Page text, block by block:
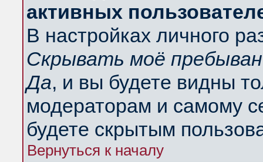
активных
В настройках личного
Скрывать моё
Да, и вы будете видны
модераторам и самому
будете скрытым
Вернуться к началу